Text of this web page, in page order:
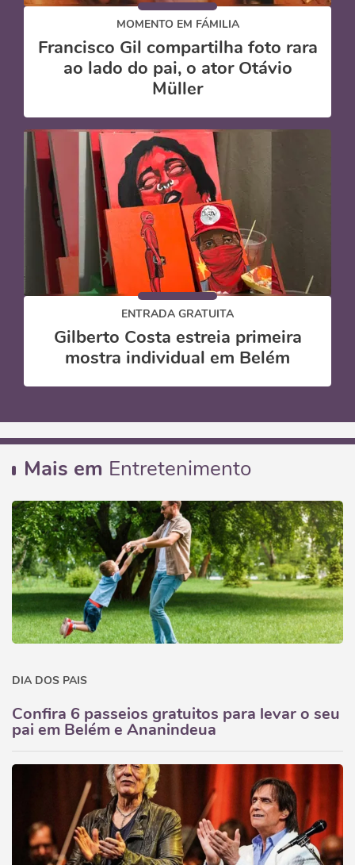
MOMENTO EM FÁMILIA
Francisco Gil compartilha foto rara
ao lado do pai, o ator Otávio
Müller
ENTRADA GRATUITA
Gilberto Costa estreia primeira
mostra individual em Belém
Mais em Entretenimento
DIA DOS PAIS
Confira 6 passeios gratuitos para levar o seu
pai em Belém e Ananindeua